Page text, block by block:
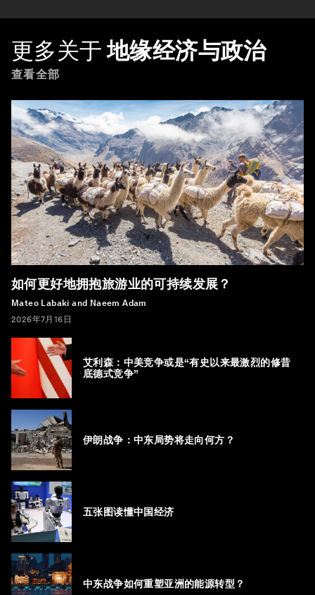
更多关于 地缘经济与政治
查看全部
如何更好地拥抱旅游业的可持续发展？
Mateo Labaki and Naeem Adam
2026年7月16日
艾利森：中美竞争或是“有史以来最激烈的修昔
底德式竞争”
伊朗战争：中东局势将走向何方？
五张图读懂中国经济
中东战争如何重塑亚洲的能源转型？